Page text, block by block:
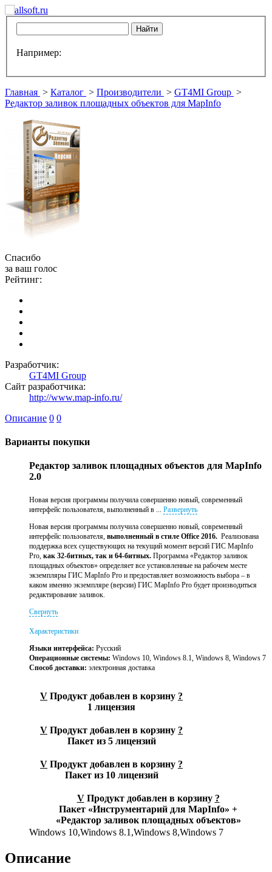
Например:
Главная > Каталог > Производители > GT4MI Group >
Редактор заливок площадных объектов для MapInfo
Спасибо
за ваш голос
Рейтинг:
Разработчик:
GT4MI Group
Сайт разработчика:
http://www.map-info.ru/
Описание 0 0
Варианты покупки
Редактор заливок площадных объектов для MapInfo
2.0
Новая версия программы получила совершенно новый, современный
интерфейс пользователя, выполненный в ... Развернуть
Новая версия программы получила совершенно новый, современный
интерфейс пользователя, выполненный в стиле Office 2016. Реализована
поддержка всех существующих на текущий момент версий ГИС MapInfo
Pro, как 32-битных, так и 64-битных. Программа «Редактор заливок
площадных объектов» определяет все установленные на рабочем месте
экземпляры ГИС MapInfo Pro и предоставляет возможность выбора – в
каком именно экземпляре (версии) ГИС MapInfo Pro будет производиться
редактирование заливок.
Свернуть
Характеристики
Языки интерфейса: Русский
Операционные системы: Windows 10, Windows 8.1, Windows 8, Windows 7
Способ доставки: электронная доставка
V Продукт добавлен в корзину ?
1 лицензия
V Продукт добавлен в корзину ?
Пакет из 5 лицензий
V Продукт добавлен в корзину ?
Пакет из 10 лицензий
V Продукт добавлен в корзину ?
Пакет «Инструментарий для MapInfo» +
«Редактор заливок площадных объектов»
Windows 10,Windows 8.1,Windows 8,Windows 7
Описание